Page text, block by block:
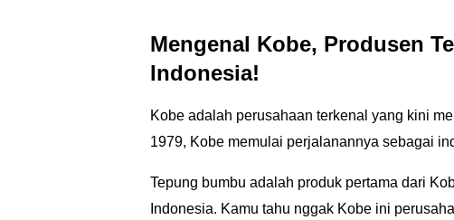
Mengenal Kobe, Produsen
Indonesia!
Kobe adalah perusahaan terkenal yang kini
1979, Kobe memulai perjalanannya sebagai
Tepung bumbu adalah produk pertama dari
Indonesia. Kamu tahu nggak Kobe ini